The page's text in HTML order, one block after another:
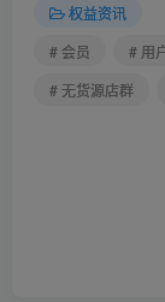
权益资讯
# 会员
# 用
# 无货源店群